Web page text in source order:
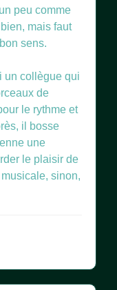
peu comme
mais faut
sens.
un collègue qui
de
le rythme et
il bosse
une
le plaisir de
sinon,